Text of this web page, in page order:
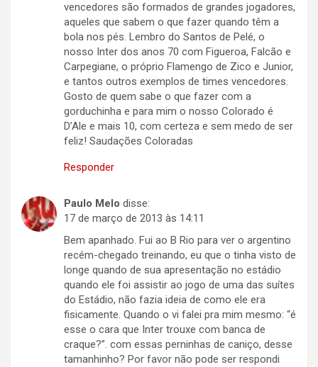
vencedores são formados de grandes jogadores,
aqueles que sabem o que fazer quando têm a
bola nos pés. Lembro do Santos de Pelé, o
nosso Inter dos anos 70 com Figueroa, Falcão e
Carpegiane, o próprio Flamengo de Zico e Junior,
e tantos outros exemplos de times vencedores.
Gosto de quem sabe o que fazer com a
gorduchinha e para mim o nosso Colorado é
D’Ale e mais 10, com certeza e sem medo de ser
feliz! Saudações Coloradas
Responder
Paulo Melo disse:
17 de março de 2013 às 14:11
Bem apanhado. Fui ao B Rio para ver o argentino
recém-chegado treinando, eu que o tinha visto de
longe quando de sua apresentação no estádio
quando ele foi assistir ao jogo de uma das suítes
do Estádio, não fazia ideia de como ele era
fisicamente. Quando o vi falei pra mim mesmo: “é
esse o cara que Inter trouxe com banca de
craque?”. com essas perninhas de caniço, desse
tamanhinho? Por favor não pode ser respondi